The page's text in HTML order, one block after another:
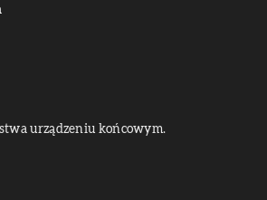
urządzeniu końcowym.